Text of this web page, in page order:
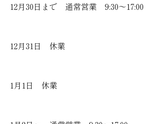
12月30日まで 通常営業 9:30～17:00
12月31日 休業
1月1日 休業